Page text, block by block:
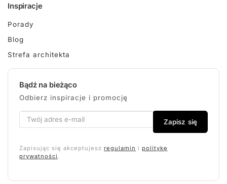
Inspiracje
Porady
Blog
Strefa architekta
Bądź na bieżąco
Odbierz inspiracje i promocję
Zapisz się
Zapisując się akceptujesz regulamin i politykę
prywatności .